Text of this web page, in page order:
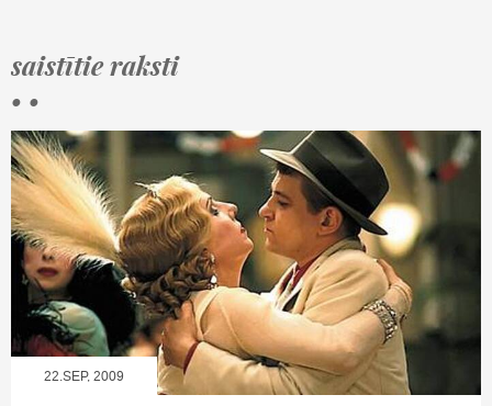
saistītie raksti
• •
22.SEP, 2009